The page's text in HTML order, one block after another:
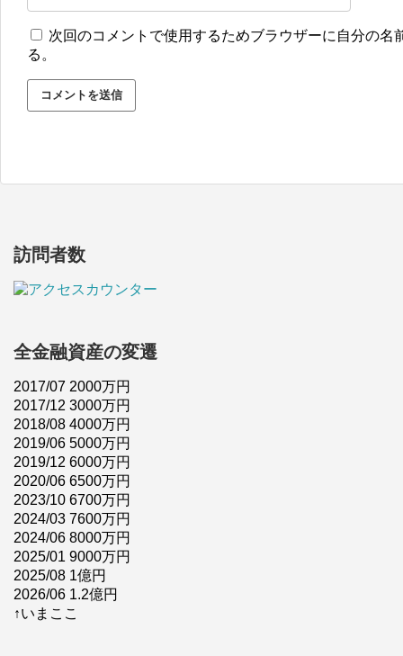
次回のコメントで使用するためブラウザーに自分の名
る。
訪問者数
全金融資産の変遷
2017/07 2000万円
2017/12 3000万円
2018/08 4000万円
2019/06 5000万円
2019/12 6000万円
2020/06 6500万円
2023/10 6700万円
2024/03 7600万円
2024/06 8000万円
2025/01 9000万円
2025/08 1億円
2026/06 1.2億円
↑いまここ